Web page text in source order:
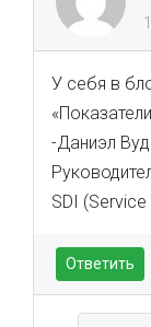
У себя в
-Даниэл
SDI
Ответить